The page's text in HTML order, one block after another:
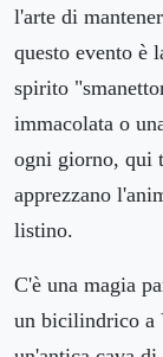
l'arte di
questo evento è
spirito
immacolata o
ogni giorno, qui
apprezzano
listino.
C'è una magia
un bicilindrico a